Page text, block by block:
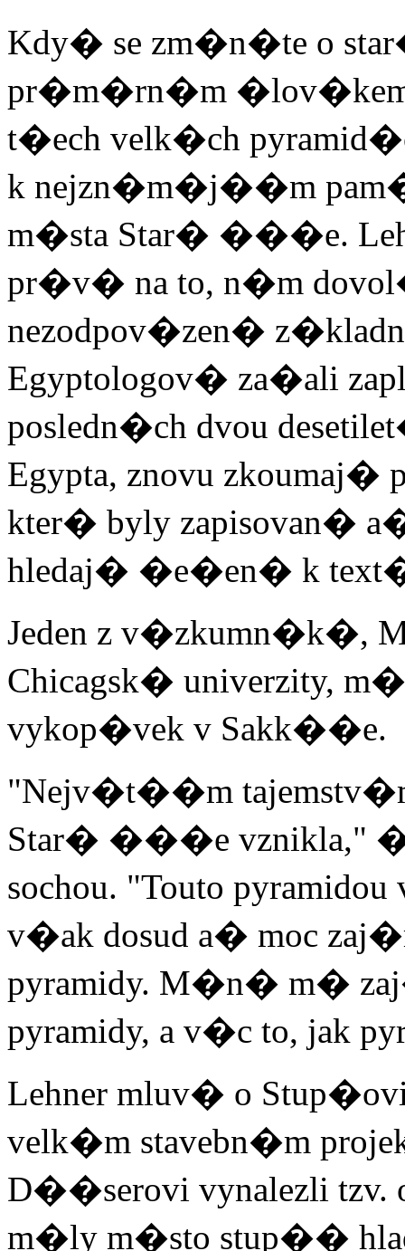
Kdy� se zm�n�te o
pr�m�rn�m �lov�kem,
t�ech velk�ch
k nejzn�m�j��m
m�sta Star� ���e.
pr�v� na to, n�m dovol�
nezodpov�zen�
Egyptologov� za�ali
posledn�ch dvou
Egypta, znovu
kter� byly zapisovan�
hledaj� �e�en� k
Jeden z v�zkumn�k�,
Chicagsk� univerzity,
vykop�vek v Sakk��e.
"Nejv�t��m
Star� ���e vznikla,"
sochou. "Touto
v�ak dosud a� moc
pyramidy. M�n� m�
pyramidy, a v�c to, jak
Lehner mluv� o
velk�m stavebn�m
D��serovi vynalezli tzv.
m�ly m�sto stup��